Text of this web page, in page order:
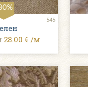
545
28.00 € /м